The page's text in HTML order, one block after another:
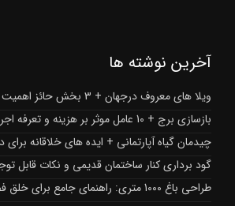
آخرین نوشته ها
ویلا های معروف درجهان + 3 بخش حائز اهمیت درمورد آن ها !
بازسازی برج + 10 عامل موثر بر هزینه و تعرفه اجرای استاندارد
چیدمان گیاه آپارتمانی + ایده های خلاقانه برای
گود برداری کنار ساختمان قدیمی و نکات قابل توجه
طراحی باغ 1000 متری: راهنمای جامع برای خلق فضای سبز رویایی